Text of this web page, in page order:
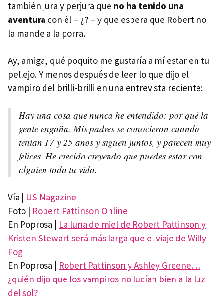
también jura y perjura que no ha tenido una
aventura con él – ¿? – y que espera que Robert no
la mande a la porra.
Ay, amiga, qué poquito me gustaría a mí estar en tu
pellejo. Y menos después de leer lo que dijo el
vampiro del brilli-brilli en una entrevista reciente:
Hay una cosa que nunca he entendido: por qué la
gente engaña. Mis padres se conocieron cuando
tenían 17 y 25 años y siguen juntos, y parecen muy
felices. He crecido creyendo que puedes estar con
alguien toda tu vida.
Vía | US Magazine
Foto | Robert Pattinson Online
En Poprosa | La luna de miel de Robert Pattinson y
Kristen Stewart será más larga que el viaje de Willy
Fog
En Poprosa | Robert Pattinson y Ashley Greene…
¿quién dijo que los vampiros no lucían bien a la luz
del sol?